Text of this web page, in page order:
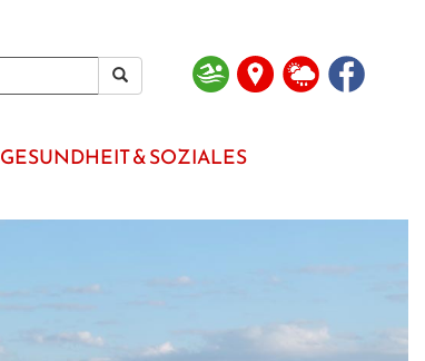
GESUNDHEIT & SOZIALES